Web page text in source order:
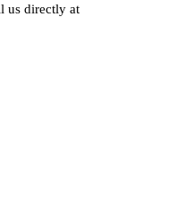
us directly at